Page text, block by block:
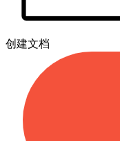
创建文档